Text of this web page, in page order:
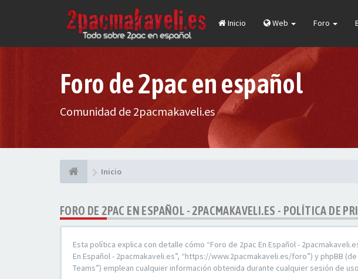
Inicio Web Foro
Foro de 2pac en español
Comunidad de 2pacmakaveli.es
Inicio
FORO DE 2PAC EN ESPAÑOL - 2PACMAKAVELI.ES - POLÍTICA DE
Esta política explica con detalle cómo “Foro de 2pac En Español -
En Español - 2pacmakaveli.es”, “https://www.2pacmakaveli.es/foro”) y phpBB
Teams”) emplean cualquier información obtenida durante cualquier sesión de